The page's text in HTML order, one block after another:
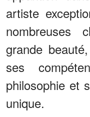
artiste
nombreuses
grande
ses
philosophie et
unique.